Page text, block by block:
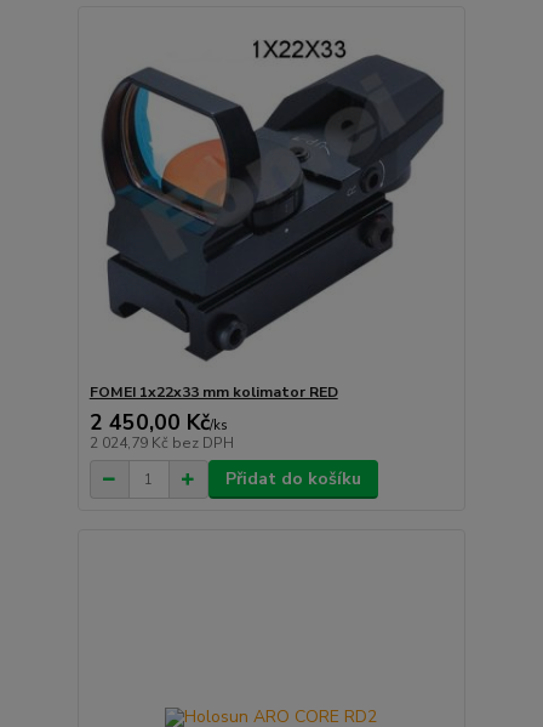
FOMEI 1x22x33 mm kolimator RED
2 450,00 Kč/ks
2 024,79 Kč bez DPH
Přidat do košíku